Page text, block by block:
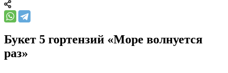
Букет 5 гортензий «Море волнуется
раз»